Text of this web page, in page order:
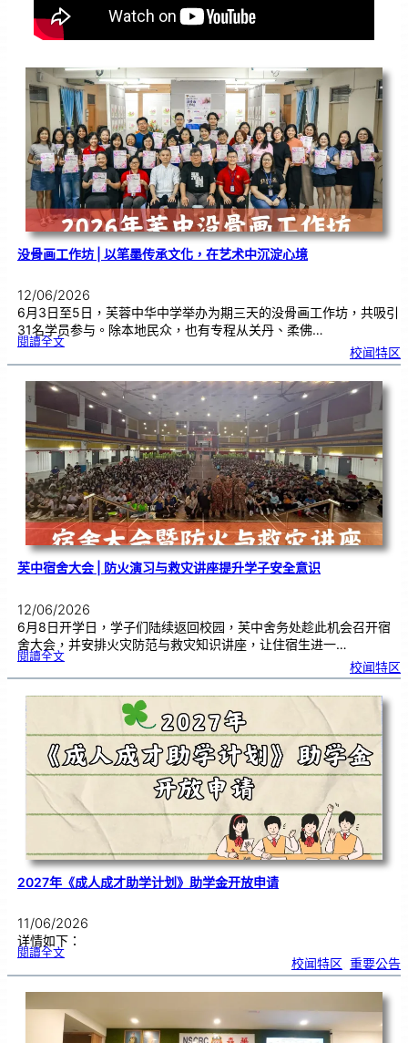
没骨画工作坊 | 以笔墨传承文化，在艺术中沉淀心境
12/06/2026
6月3日至5日，芙蓉中华中学举办为期三天的没骨画工作坊，共吸引
31名学员参与。除本地民众，也有专程从关丹、柔佛…
閱讀全文:没
工
坊
|以
笔
传
承
文
化
，
在
艺
术
中
沉
淀
心
境
校闻特区
芙中宿舍大会 | 防火演习与救灾讲座提升学子安全意识
12/06/2026
6月8日开学日，学子们陆续返回校园，芙中舍务处趁此机会召开宿
舍大会，并安排火灾防范与救灾知识讲座，让住宿生进一…
閱讀全文:芙
舍
会
|
与
救
灾
讲
座
提
升
学
全
校闻特区
2027年《成人成才助学计划》助学金开放申请
11/06/2026
详情如下：
閱讀全文:2
7
《
成
成
才
助
学
计
校闻特区 重要公告